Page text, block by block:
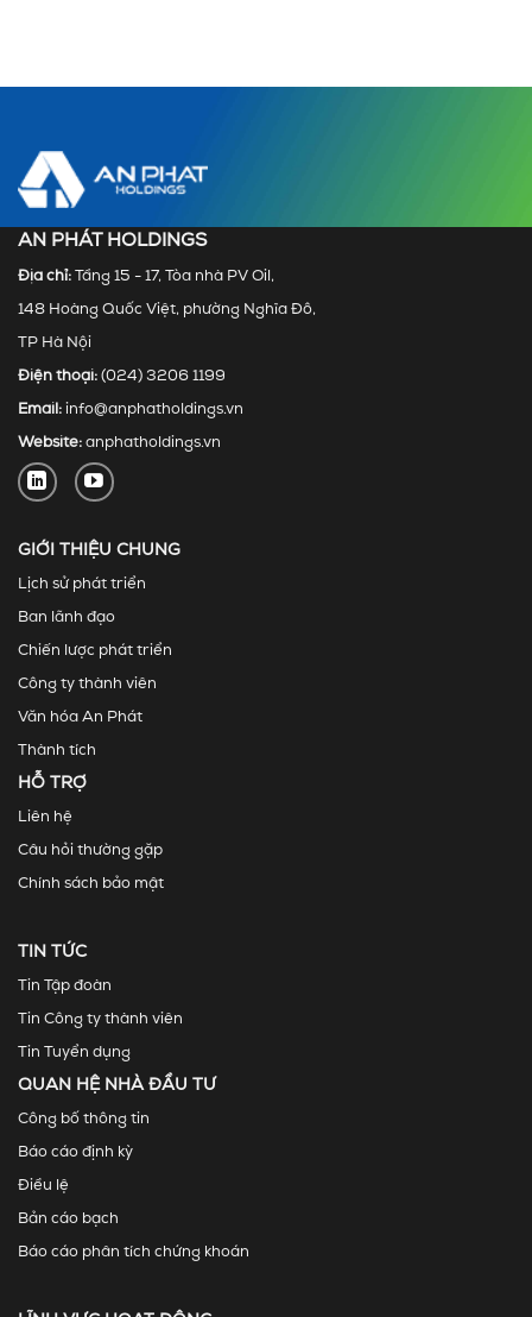
AN PHÁT HOLDINGS
Địa chỉ: Tầng 15 - 17, Tòa nhà PV Oil,
148 Hoàng Quốc Việt, phường Nghĩa Đô,
TP Hà Nội
Điện thoại: (024) 3206 1199
Email: info@anphatholdings.vn
Website: anphatholdings.vn
GIỚI THIỆU CHUNG
Lịch sử phát triển
Ban lãnh đạo
Chiến lược phát triển
Công ty thành viên
Văn hóa An Phát
Thành tích
HỖ TRỢ
Liên hệ
Câu hỏi thường gặp
Chính sách bảo mật
TIN TỨC
Tin Tập đoàn
Tin Công ty thành viên
Tin Tuyển dụng
QUAN HỆ NHÀ ĐẦU TƯ
Công bố thông tin
Báo cáo định kỳ
Điều lệ
Bản cáo bạch
Báo cáo phân tích chứng khoán